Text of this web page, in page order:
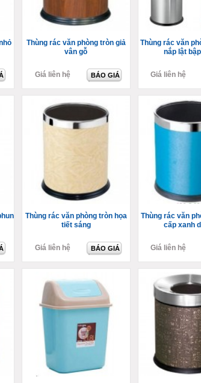
Thùng rác văn phòng tròn giả
vân gỗ
Giá liên hệ BÁO GIÁ
Thùng rác văn
nắp lật
Giá liên hệ
Thùng rác văn phòng tròn họa
tiết sáng
Giá liên hệ BÁO GIÁ
Thùng rác văn
cấp xanh
Giá liên hệ